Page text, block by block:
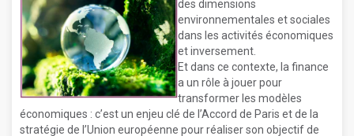
des dimensions
environnementales et sociales
dans les activités économiques
et inversement.
Et dans ce contexte, la finance
a un rôle à jouer pour
transformer les modèles
économiques : c’est un enjeu clé de l’Accord de Paris et de la
stratégie de l’Union européenne pour réaliser son objectif de